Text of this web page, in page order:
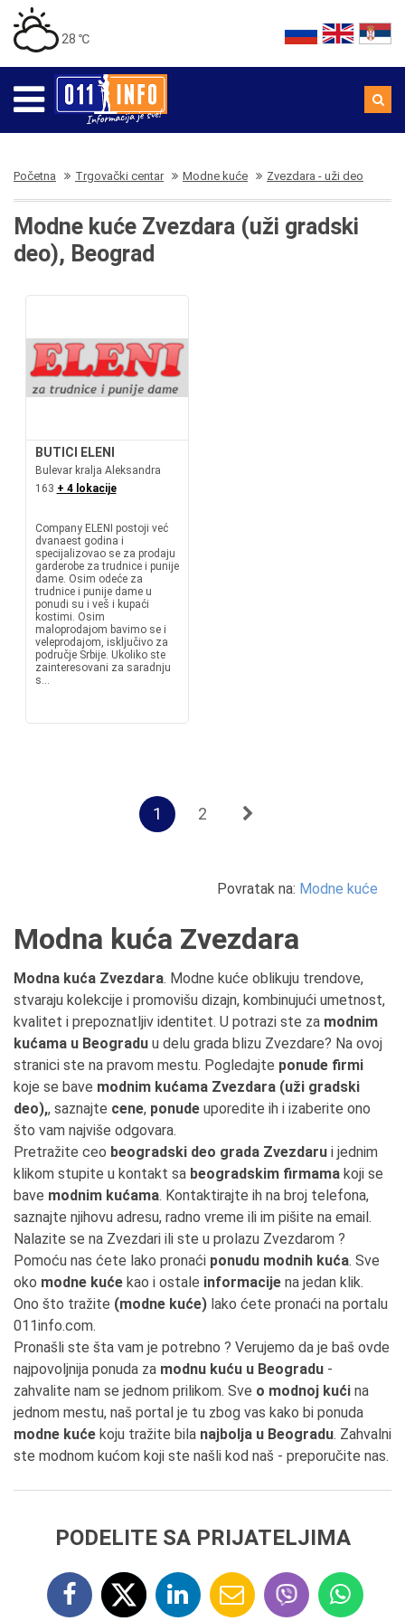
28 ℃
Početna Trgovački centar Modne kuće Zvezdara - uži deo
Modne kuće Zvezdara (uži gradski
deo), Beograd
BUTICI ELENI
Bulevar kralja Aleksandra
163 + 4 lokacije
Company ELENI postoji već
dvanaest godina i
specijalizovao se za prodaju
garderobe za trudnice i punije
dame. Osim odeće za
trudnice i punije dame u
ponudi su i veš i kupaći
kostimi. Osim
maloprodajom bavimo se i
veleprodajom, isključivo za
područje Srbije. Ukoliko ste
zainteresovani za saradnju
s...
1 2
Povratak na: Modne kuće
Modna kuća Zvezdara
Modna kuća Zvezdara. Modne kuće oblikuju trendove,
stvaraju kolekcije i promovišu dizajn, kombinujući umetnost,
kvalitet i prepoznatljiv identitet. U potrazi ste za modnim
kućama u Beogradu u delu grada blizu Zvezdare? Na ovoj
stranici ste na pravom mestu. Pogledajte ponude firmi
koje se bave modnim kućama Zvezdara (uži gradski
deo),, saznajte cene, ponude uporedite ih i izaberite ono
što vam najviše odgovara.
Pretražite ceo beogradski deo grada Zvezdaru i jednim
klikom stupite u kontakt sa beogradskim firmama koji se
bave modnim kućama. Kontaktirajte ih na broj telefona,
saznajte njihovu adresu, radno vreme ili im pišite na email.
Nalazite se na Zvezdari ili ste u prolazu Zvezdarom ?
Pomoću nas ćete lako pronaći ponudu modnih kuća. Sve
oko modne kuće kao i ostale informacije na jedan klik.
Ono što tražite (modne kuće) lako ćete pronaći na portalu
011info.com.
Pronašli ste šta vam je potrebno ? Verujemo da je baš ovde
najpovoljnija ponuda za modnu kuću u Beogradu -
zahvalite nam se jednom prilikom. Sve o modnoj kući na
jednom mestu, naš portal je tu zbog vas kako bi ponuda
modne kuće koju tražite bila najbolja u Beogradu. Zahvalni
ste modnom kućom koji ste našli kod naš - preporučite nas.
PODELITE SA PRIJATELJIMA